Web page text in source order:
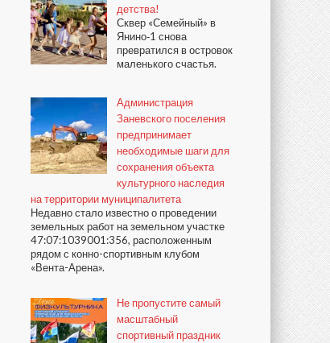
детства!
Сквер «Семейный» в
Янино‑1 снова
превратился в островок
маленького счастья.
Администрация
Заневского поселения
предпринимает
необходимые шаги для
сохранения объекта
культурного наследия
на территории муниципалитета
Недавно стало известно о проведении
земельных работ на земельном участке
47:07:1039001:356, расположенным
рядом с конно-спортивным клубом
«Вента-Арена».
Не пропустите самый
масштабный
спортивный праздник